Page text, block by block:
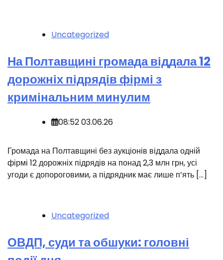
Uncategorized
На Полтавщині громада віддала 12
дорожніх підрядів фірмі з
кримінальним минулим
08:52 03.06.26
Громада на Полтавщині без аукціонів віддала одній
фірмі 12 дорожніх підрядів на понад 2,3 млн грн, усі
угоди є допороговими, а підрядник має лише п’ять […]
Uncategorized
ОВДП, суди та обшуки: головні